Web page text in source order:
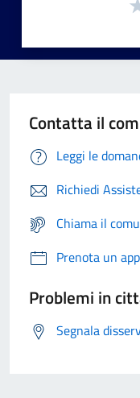
Contatta il
Leggi le
Richiedi
Chiama il
Prenota un
Problemi in
Segnala